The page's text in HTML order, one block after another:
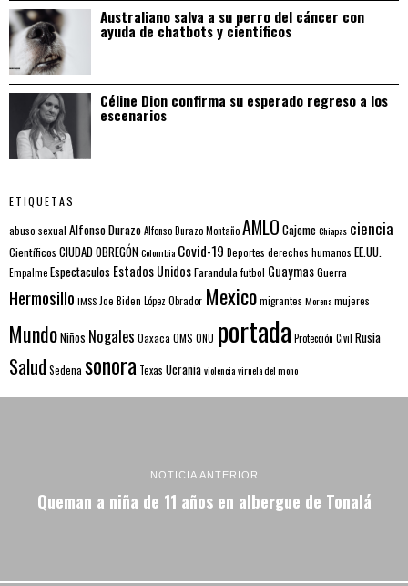
Australiano salva a su perro del cáncer con
ayuda de chatbots y científicos
Céline Dion confirma su esperado regreso a los
escenarios
ETIQUETAS
abuso sexual Alfonso DurazoAlfonso Durazo MontañoAMLO CajemeChiapas ciencia
Científicos CIUDAD OBREGÓNColombia Covid-19 Deportes derechos humanos EE.UU.
EmpalmeEspectaculos Estados UnidosFarandulafutbol GuaymasGuerra
Hermosillo IMSS Joe Biden López Obrador Mexicomigrantes Morenamujeres
MundoNiños Nogales Oaxaca OMS ONU portada Protección Civil Rusia
Salud Sedena sonora Texas Ucraniaviolenciaviruela del mono
NOTICIA ANTERIOR
Queman a niña de 11 años en albergue de Tonalá